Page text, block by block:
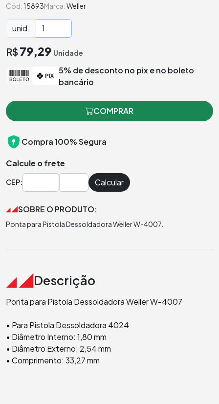
Cód:15893Marca:Weller
unid.
R$79,29 Unidade
5% de desconto no pix e no boleto
bancário
COMPRAR
Compra 100% Segura
Calcule o frete
CEP: Calcular
SOBRE O PRODUTO:
Ponta para Pistola Dessoldadora Weller W-4007.
Descrição
Ponta para Pistola Dessoldadora Weller W-4007
• Para Pistola Dessoldadora 4024
• Diâmetro Interno: 1,80 mm
• Diâmetro Externo: 2,54 mm
• Comprimento: 33,27 mm